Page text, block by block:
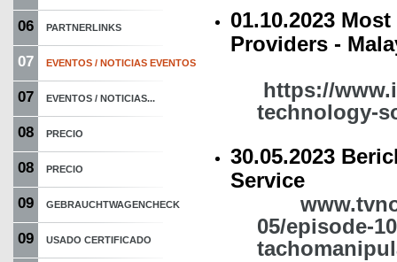
06 PARTNERLINKS
07 EVENTOS / NOTICIAS EVENTOS
07 EVENTOS / NOTICIAS...
08 PRECIO
08 PRECIO
09 GEBRAUCHTWAGENCHECK
09 USADO CERTIFICADO
01.10.2023
Providers -
https://
technology-
30.05.2023
Service
05/episode-